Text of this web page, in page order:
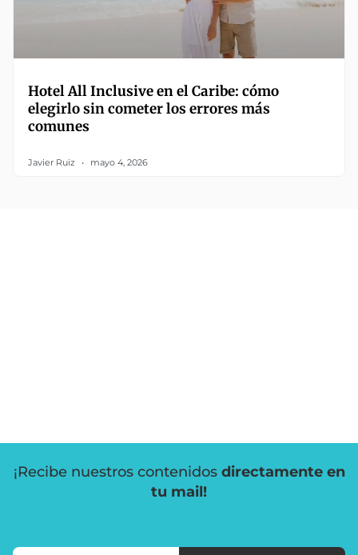
Hotel All Inclusive en el Caribe: cómo
elegirlo sin cometer los errores más
comunes
Javier Ruiz mayo 4, 2026
¡Recibe nuestros contenidos directamente en
tu mail!